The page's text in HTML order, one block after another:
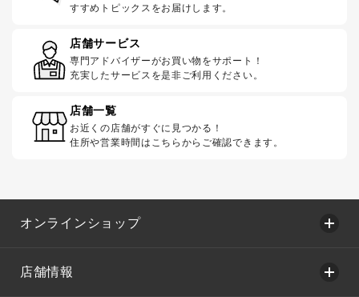
すすめトピックスをお届けします。
店舗サービス
専門アドバイザーがお買い物をサポート！
充実したサービスを是非ご利用ください。
店舗一覧
お近くの店舗がすぐに見つかる！
住所や営業時間はこちらからご確認できます。
オンラインショップ
店舗情報